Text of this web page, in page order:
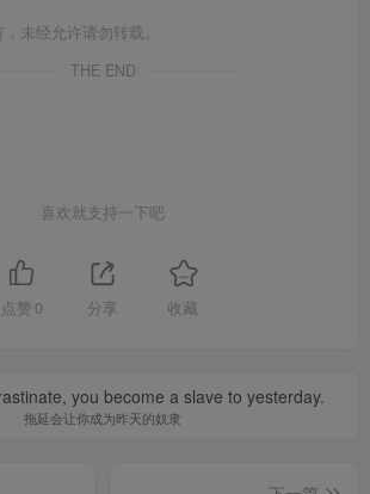
未经允许请勿转载。
THE END
喜欢就支持一下吧
点赞 0 分享 收藏
you become a slave to yesterday.
拖延会让你成为昨天的奴隶